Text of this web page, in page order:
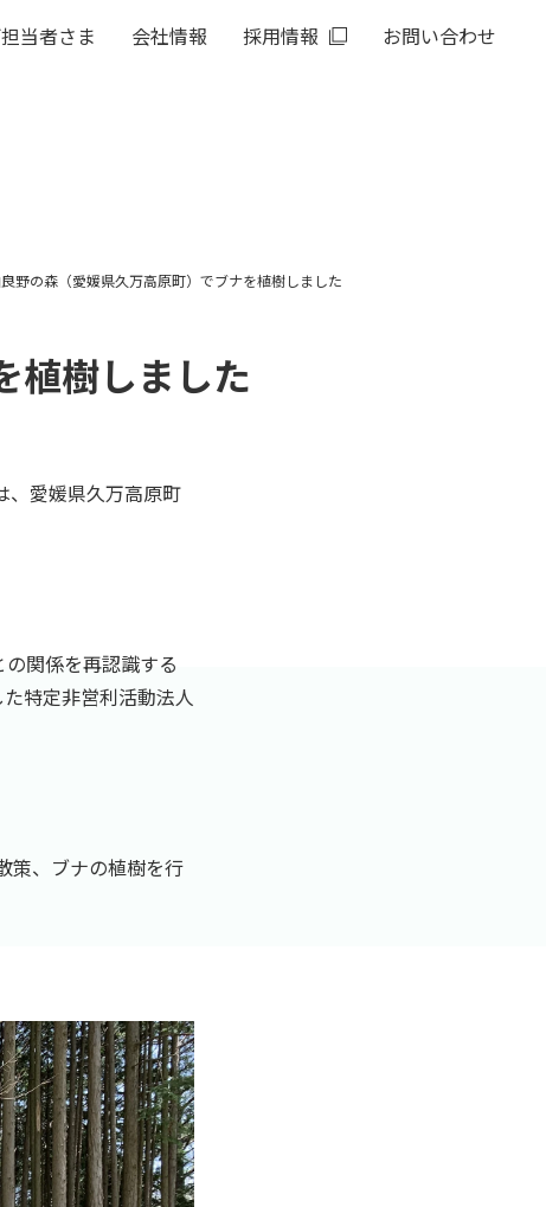
当者さま 会社情報 採用情報 お問い合わせ
野の森（愛媛県久万高原町）でブナを植樹しました
植樹しました
、愛媛県久万高原町
関係を再認識する
特定非営利活動法人
策、ブナの植樹を行